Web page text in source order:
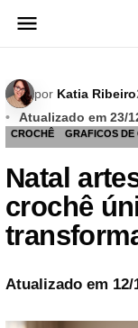
para
por Katia Ribeiro
Atualizado em 23/
CROCHÊ GRAFICOS DE
Natal
crochê
Atualizado em 12/